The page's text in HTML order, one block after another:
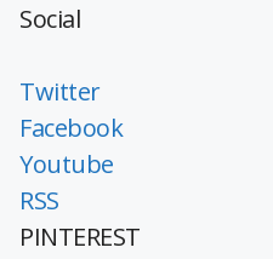
Social
Twitter
Facebook
Youtube
RSS
PINTEREST